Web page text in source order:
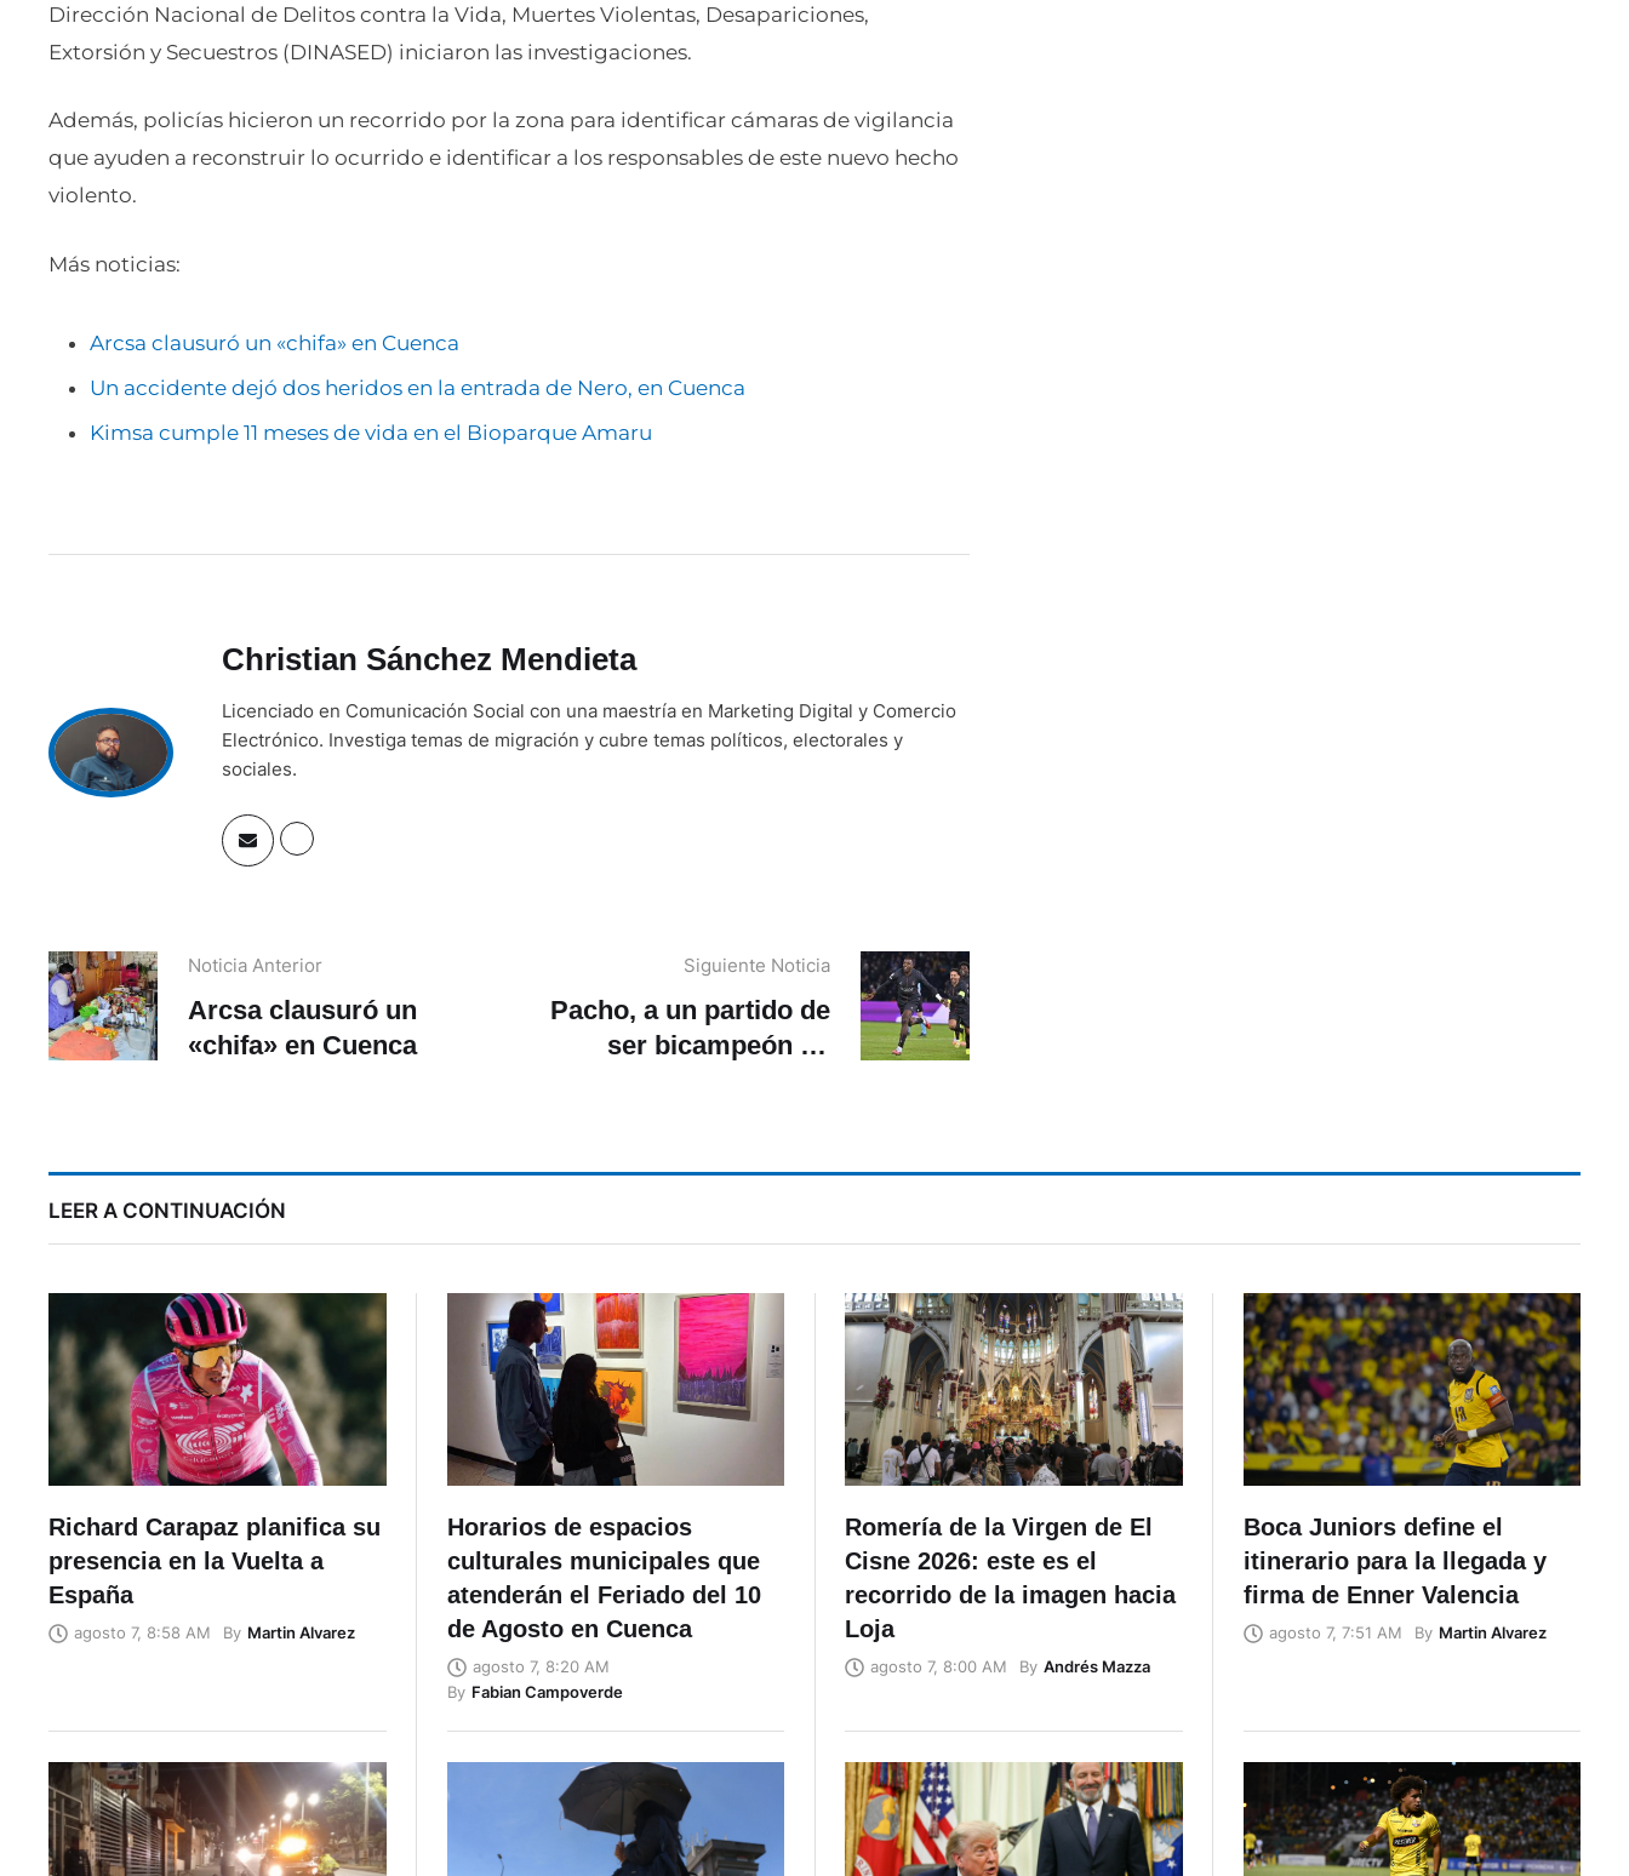
Dirección Nacional de Delitos contra la Vida, Muertes Violentas, Desapariciones,
Extorsión y Secuestros (DINASED) iniciaron las investigaciones.
Además, policías hicieron un recorrido por la zona para identificar cámaras de vigilancia
que ayuden a reconstruir lo ocurrido e identificar a los responsables de este nuevo hecho
violento.
Más noticias:
Arcsa clausuró un «chifa» en Cuenca
Un accidente dejó dos heridos en la entrada de Nero, en Cuenca
Kimsa cumple 11 meses de vida en el Bioparque Amaru
Christian Sánchez Mendieta
Licenciado en Comunicación Social con una maestría en Marketing Digital y Comercio
Electrónico. Investiga temas de migración y cubre temas políticos, electorales y
sociales.
Noticia Anterior
Arcsa clausuró un
«chifa» en Cuenca
Siguiente Noticia
Pacho, a un partido de
ser bicampeón de
LEER A CONTINUACIÓN
Richard Carapaz planifica su
presencia en la Vuelta a
España
agosto 7, 8:58 AM By Martin Alvarez
Horarios de espacios
culturales municipales que
atenderán el Feriado del 10
de Agosto en Cuenca
agosto 7, 8:20 AM
By Fabian Campoverde
Romería de la Virgen de El
Cisne 2026: este es el
recorrido de la imagen hacia
Loja
agosto 7, 8:00 AM By Andrés Mazza
Boca Juniors define el
itinerario para la llegada y
firma de Enner Valencia
agosto 7, 7:51 AM By Martin Alvarez